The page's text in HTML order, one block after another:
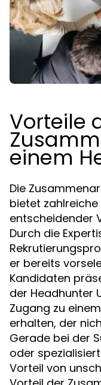
Vorteile
einem
Die
bietet zahlreiche
entscheidender
Durch die
er bereits
Kandidaten
der Headhunter
Zugang zu
erhalten, der
Gerade bei der
oder
Vorteil von